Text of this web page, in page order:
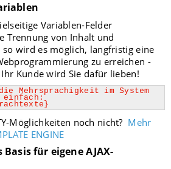
Variablen-Felder
Trennung von Inhalt und
wird es möglich, langfristig eine
zu erreichen -
Kunde wird Sie dafür lieben!
Mehrsprachigkeit im System
Möglichkeiten noch nicht? Mehr
ENGINE
für eigene AJAX-